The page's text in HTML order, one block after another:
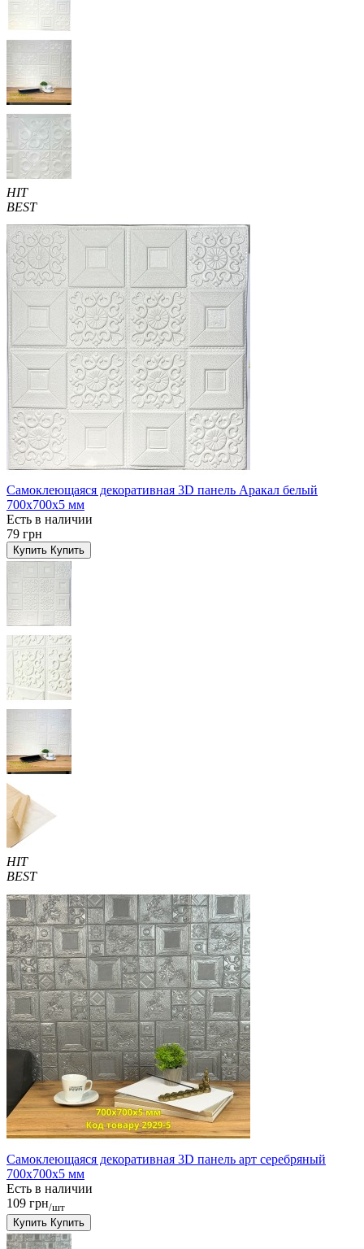
HIT
BEST
Самоклеющаяся декоративная 3D панель Аракал белый
700x700x5 мм
Есть в наличии
79 грн
Купить Купить
HIT
BEST
Самоклеющаяся декоративная 3D панель арт серебряный
700x700x5 мм
Есть в наличии
109 грн/шт
Купить Купить